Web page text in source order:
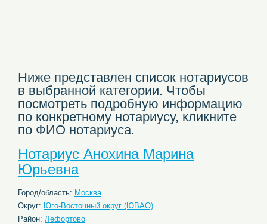
Ниже представлен список нотариусов
в выбранной категории. Чтобы
посмотреть подробную информацию
по конкретному нотариусу, кликните
по ФИО нотариуса.
Нотариус Анохина Марина
Юрьевна
Город/область: Москва
Округ: Юго-Восточный округ (ЮВАО)
Район: Лефортово